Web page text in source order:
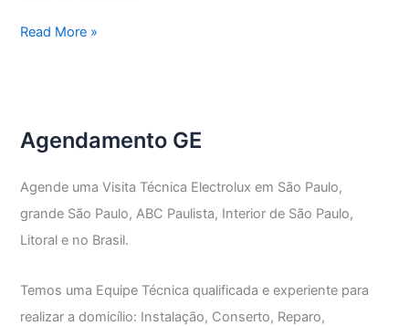
Assistência
Read More »
Agendamento GE
Agende uma Visita Técnica Electrolux em São Paulo,
grande São Paulo, ABC Paulista, Interior de São Paulo,
Litoral e no Brasil.
Temos uma Equipe Técnica qualificada e experiente para
realizar a domicílio: Instalação, Conserto, Reparo,